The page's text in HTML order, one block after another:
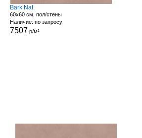
Bark Nat
60x60 см, пол/стены
Наличие: по запросу
7507 р/м²